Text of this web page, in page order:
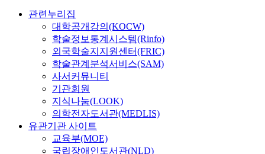
관련누리집
대학공개강의(KOCW)
학술정보통계시스템(Rinfo)
외국학술지지원센터(FRIC)
학술관계분석서비스(SAM)
사서커뮤니티
기관회원
지식나눔(LOOK)
의학전자도서관(MEDLIS)
유관기관 사이트
교육부(MOE)
국립장애인도서관(NLD)